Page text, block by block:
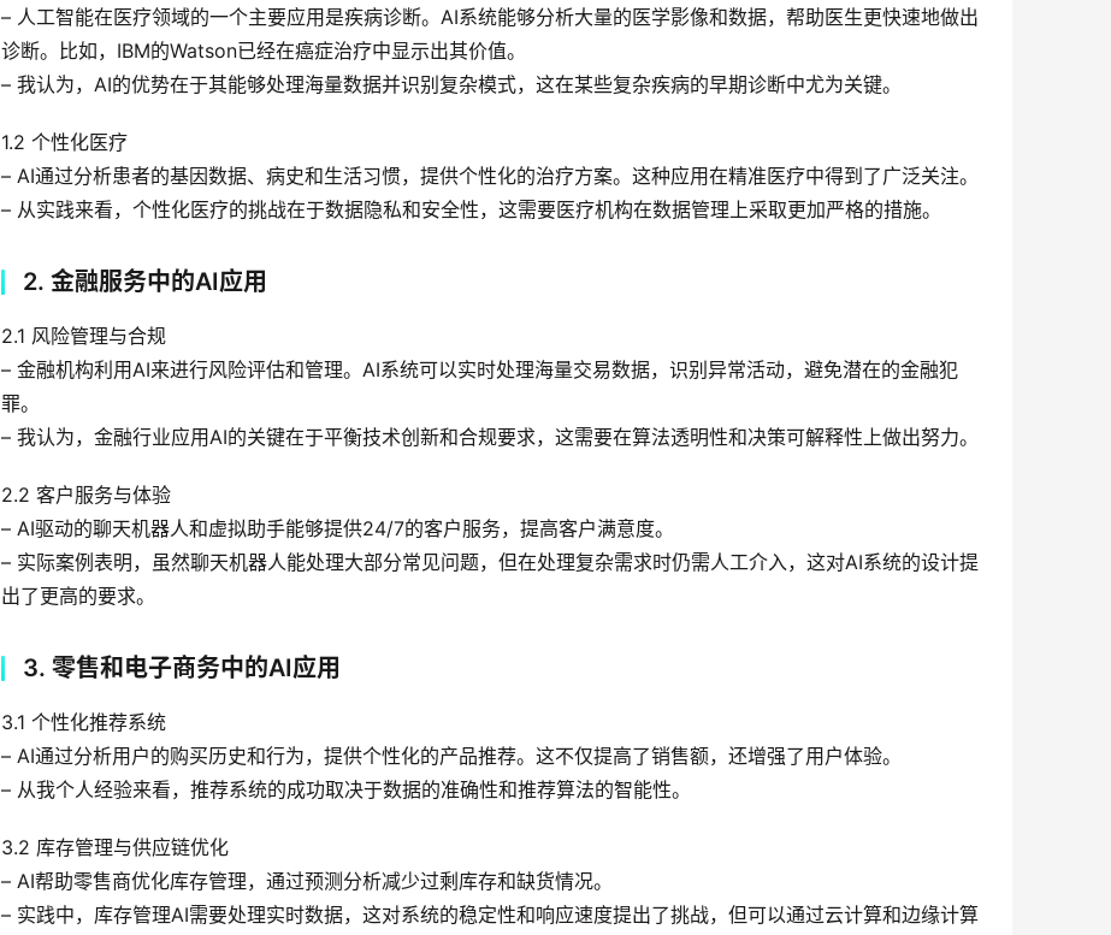
– 人工智能在医疗领域的一个主要应用是疾病诊断。AI系统能够分析大量的医学影像和数据，帮助医生更快速地做出
诊断。比如，IBM的Watson已经在癌症治疗中显示出其价值。
– 我认为，AI的优势在于其能够处理海量数据并识别复杂模式，这在某些复杂疾病的早期诊断中尤为关键。
1.2 个性化医疗
– AI通过分析患者的基因数据、病史和生活习惯，提供个性化的治疗方案。这种应用在精准医疗中得到了广泛关注。
– 从实践来看，个性化医疗的挑战在于数据隐私和安全性，这需要医疗机构在数据管理上采取更加严格的措施。
2. 金融服务中的AI应用
2.1 风险管理与合规
– 金融机构利用AI来进行风险评估和管理。AI系统可以实时处理海量交易数据，识别异常活动，避免潜在的金融犯
罪。
– 我认为，金融行业应用AI的关键在于平衡技术创新和合规要求，这需要在算法透明性和决策可解释性上做出努力。
2.2 客户服务与体验
– AI驱动的聊天机器人和虚拟助手能够提供24/7的客户服务，提高客户满意度。
– 实际案例表明，虽然聊天机器人能处理大部分常见问题，但在处理复杂需求时仍需人工介入，这对AI系统的设计提
出了更高的要求。
3. 零售和电子商务中的AI应用
3.1 个性化推荐系统
– AI通过分析用户的购买历史和行为，提供个性化的产品推荐。这不仅提高了销售额，还增强了用户体验。
– 从我个人经验来看，推荐系统的成功取决于数据的准确性和推荐算法的智能性。
3.2 库存管理与供应链优化
– AI帮助零售商优化库存管理，通过预测分析减少过剩库存和缺货情况。
– 实践中，库存管理AI需要处理实时数据，这对系统的稳定性和响应速度提出了挑战，但可以通过云计算和边缘计算